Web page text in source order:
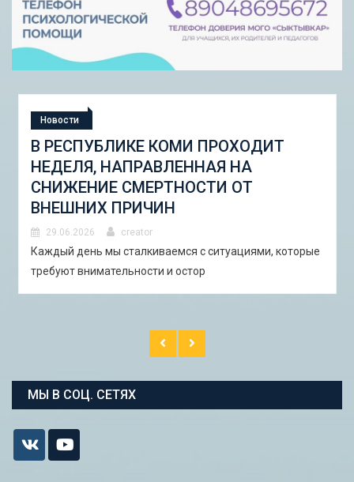
Новости
СТУДЕНЧЕСКАЯ ЭКСПЕДИЦИЯ
«ШКОЛА ГОРОДСКИХ ИЗМЕНЕНИЙ:
ГОРОДСКОЙ НАБОР ИНСТРУМЕНТОВ
И ПИЛОТНЫЕ ПРОЕКТЫ ДЛЯ
АСТРАХАНИ»
29.06.2026 creator
В Астрахани с 5 по 13 сентября 2026 года пройдёт
студенческая экспедиция «Школа горо�
МЫ В СОЦ. СЕТЯХ